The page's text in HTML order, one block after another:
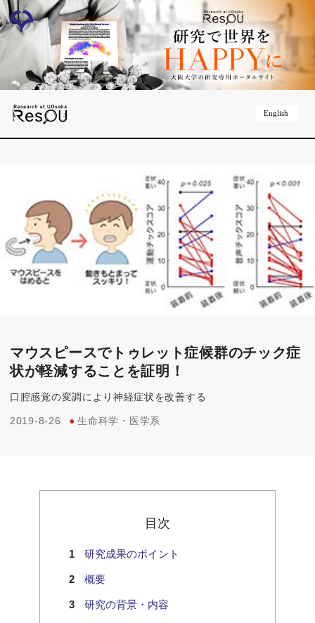
English
マウスピースでトゥレット症候群のチック症
状が軽減することを証明！
口腔感覚の変調により神経症状を改善する
2019-8-26 ● 生命科学・医学系
目次
研究成果のポイント
概要
研究の背景・内容